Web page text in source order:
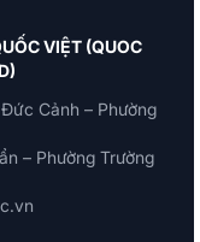
VIỆT (QUOC
Cảnh – Phường
– Phường Trường